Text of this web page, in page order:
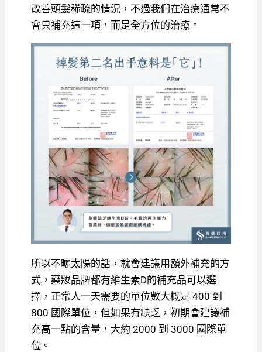
改善頭髮稀疏的情況，不過我們在治療通常不
會只補充這一項，而是全方位的治療。
所以不曬太陽的話，就會建議用額外補充的方
式，藥妝品牌都有維生素D的補充品可以選
擇，正常人一天需要的單位數大概是 400 到
800 國際單位，但如果有缺乏，初期會建議補
充高一點的含量，大約 2000 到 3000 國際單
位。